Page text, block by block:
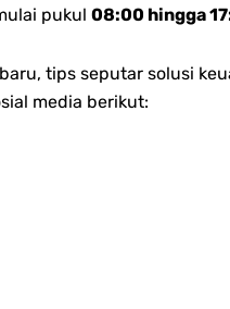
pukul 08:00 hingga
tips seputar solusi
media berikut: